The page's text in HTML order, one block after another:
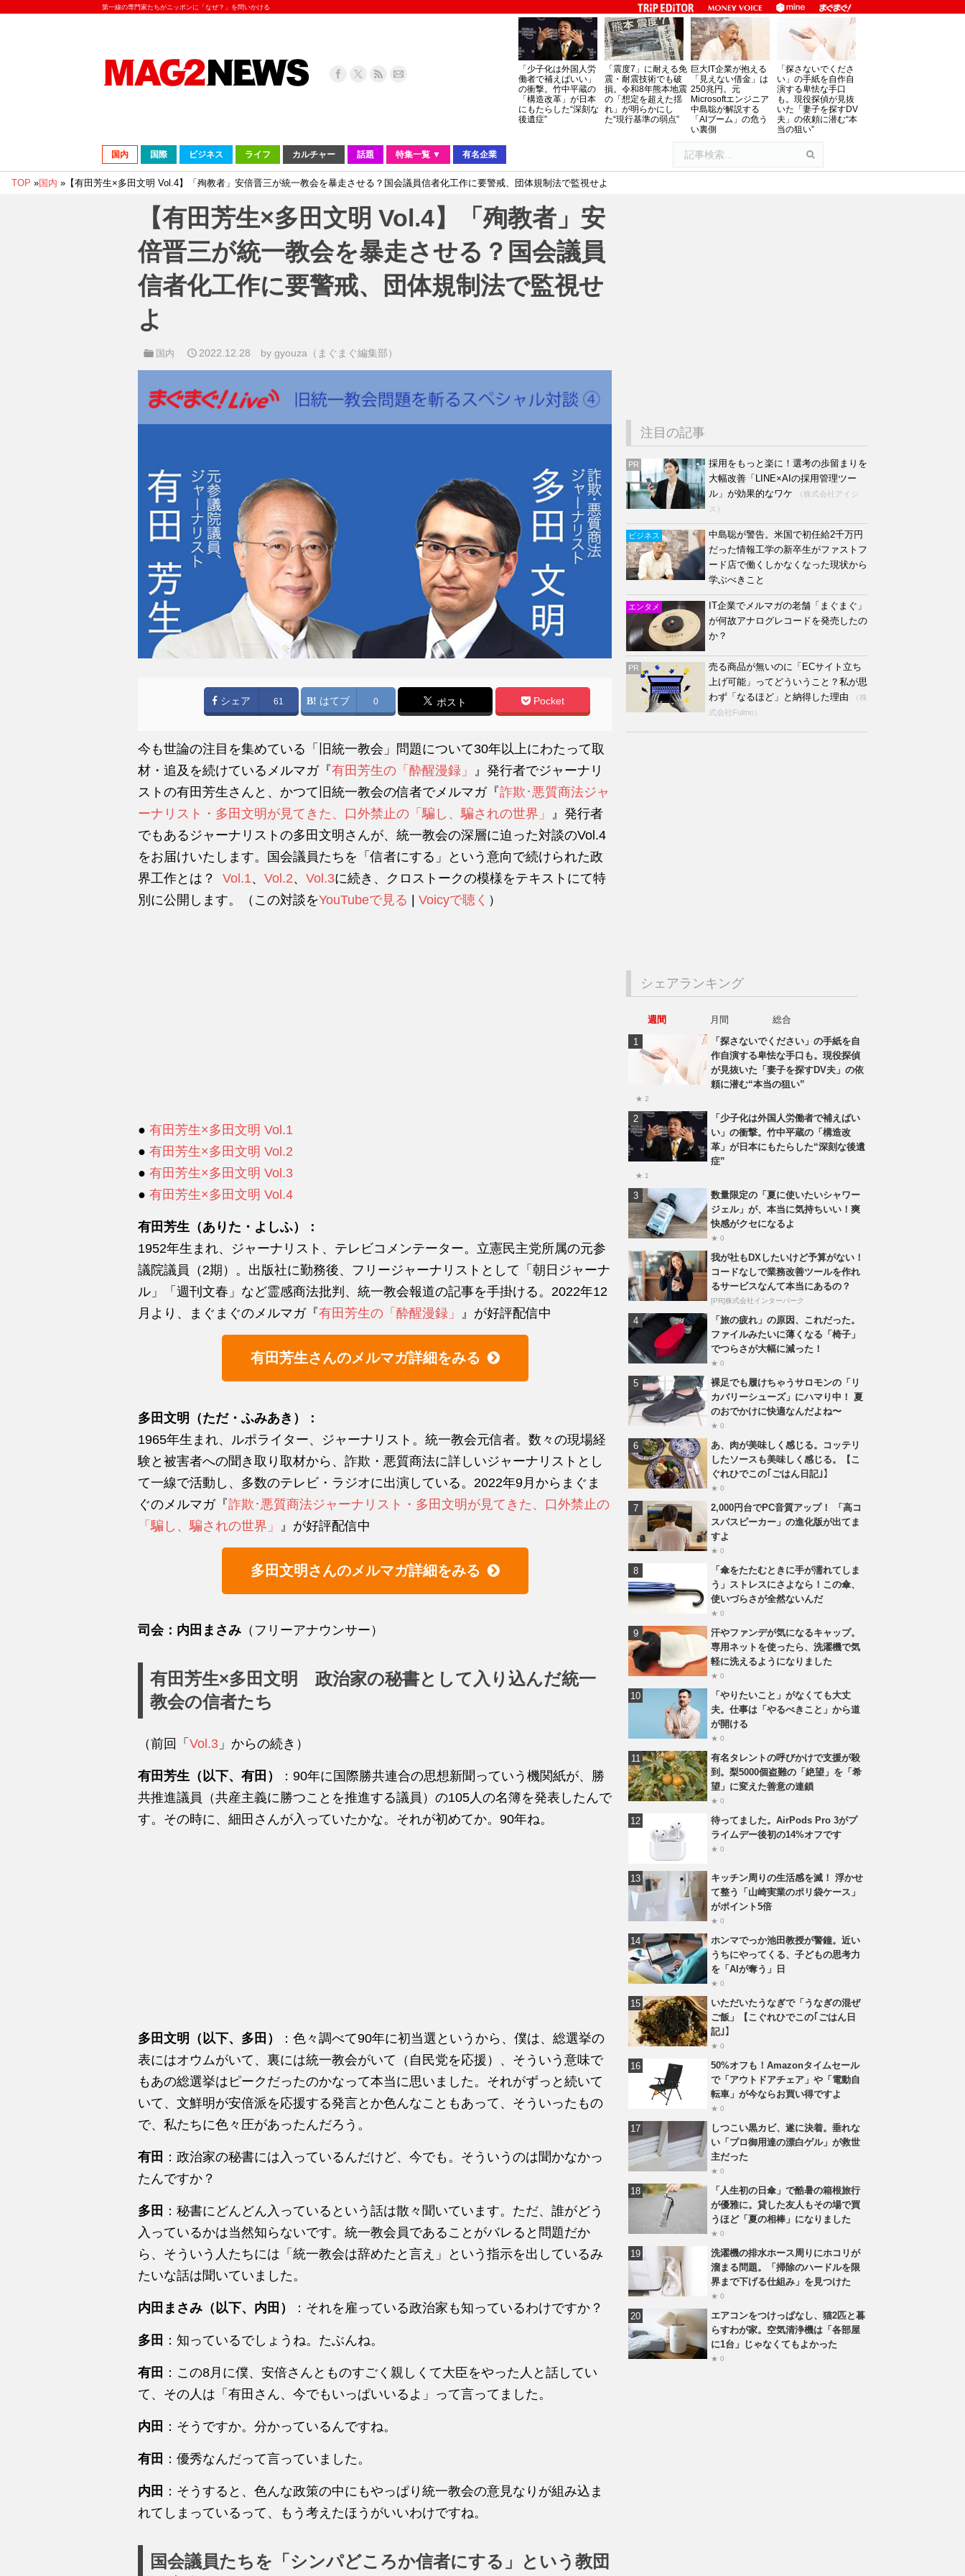
第一線の専門家たちがニッポンに「なぜ？」を問いかける
「少子化は外国人労
働者で補えばいい」
の衝撃。竹中平蔵の
「構造改革」が日本
にもたらした“深刻な
後遺症”
「震度7」に耐える免
震・耐震技術でも破
損。令和8年熊本地震
の「想定を超えた揺
れ」が明らかにし
た“現行基準の弱点”
巨大IT企業が抱える
「見えない借金」は
250兆円。元
Microsoftエンジニア
中島聡が解説する
「AIブーム」の危う
い裏側
「探さないでくださ
い」の手紙を自作自
演する卑怯な手口
も。現役探偵が見抜
いた「妻子を探すDV
夫」の依頼に潜む“本
当の狙い”
国内 国際 ビジネス ライフ カルチャー 話題 特集一覧 ▼ 有名企業
TOP »国内 » 【有田芳生×多田文明 Vol.4】「殉教者」安倍晋三が統一教会を暴走させる？国会議員信者化工作に要警戒、団体規制法で監視せよ
【有田芳生×多田文明 Vol.4】「殉教者」安
倍晋三が統一教会を暴走させる？国会議員
信者化工作に要警戒、団体規制法で監視せ
よ
国内 2022.12.28 by gyouza（まぐまぐ編集部）
シェア 61 はてブ 0 ポスト Pocket
今も世論の注目を集めている「旧統一教会」問題について30年以上にわたって取
材・追及を続けているメルマガ『有田芳生の「酔醒漫録」 』発行者でジャーナリ
ストの有田芳生さんと、かつて旧統一教会の信者でメルマガ『詐欺･悪質商法ジャ
ーナリスト・多田文明が見てきた、口外禁止の「騙し、騙されの世界」 』発行者
でもあるジャーナリストの多田文明さんが、統一教会の深層に迫った対談のVol.4
をお届けいたします。国会議員たちを「信者にする」という意向で続けられた政
界工作とは？ Vol.1、 Vol.2、 Vol.3に続き、クロストークの模様をテキストにて特
別に公開します。（この対談をYouTubeで見る Voicyで聴く ）
● 有田芳生×多田文明 Vol.1
● 有田芳生×多田文明 Vol.2
● 有田芳生×多田文明 Vol.3
● 有田芳生×多田文明 Vol.4
有田芳生（ありた・よしふ）：
1952年生まれ、ジャーナリスト、テレビコメンテーター。立憲民主党所属の元参
議院議員（2期）。出版社に勤務後、フリージャーナリストとして「朝日ジャーナ
ル」「週刊文春」など霊感商法批判、統一教会報道の記事を手掛ける。2022年12
月より、まぐまぐのメルマガ『有田芳生の「酔醒漫録」 』が好評配信中
有田芳生さんのメルマガ詳細をみる
多田文明（ただ・ふみあき）：
1965年生まれ、ルポライター、ジャーナリスト。統一教会元信者。数々の現場経
験と被害者への聞き取り取材から、詐欺・悪質商法に詳しいジャーナリストとし
て一線で活動し、多数のテレビ・ラジオに出演している。2022年9月からまぐま
ぐのメルマガ『詐欺･悪質商法ジャーナリスト・多田文明が見てきた、口外禁止の
「騙し、騙されの世界」
』が好評配信中
多田文明さんのメルマガ詳細をみる
司会：内田まさみ （フリーアナウンサー）
有田芳生×多田文明 政治家の秘書として入り込んだ統一
教会の信者たち
（前回「 Vol.3 」からの続き）
有田芳生（以下、有田）
：90年に国際勝共連合の思想新聞っていう機関紙が、勝
共推進議員（共産主義に勝つことを推進する議員）の105人の名簿を発表したんで
す。その時に、細田さんが入っていたかな。それが初めてか。90年ね。
多田文明（以下、多田）
：色々調べて90年に初当選というから、僕は、総選挙の
表にはオウムがいて、裏には統一教会がいて（自民党を応援）、そういう意味で
もあの総選挙はピークだったのかなって本当に思いました。それがずっと続いて
いて、文鮮明が安倍派を応援する発言とか色んなこともあって、そういったもの
で、私たちに色々圧があったんだろう。
有田 ：政治家の秘書には入っているんだけど、今でも。そういうのは聞かなかっ
たんですか？
多田 ：秘書にどんどん入っているという話は散々聞いています。ただ、誰がどう
入っているかは当然知らないです。統一教会員であることがバレると問題だか
ら、そういう人たちには「統一教会は辞めたと言え」という指示を出しているみ
たいな話は聞いていました。
内田まさみ（以下、内田） ：それを雇っている政治家も知っているわけですか？
多田 ：知っているでしょうね。たぶんね。
有田 ：この8月に僕、安倍さんとものすごく親しくて大臣をやった人と話してい
て、その人は「有田さん、今でもいっぱいいるよ」って言ってました。
内田 ：そうですか。分かっているんですね。
有田 ：優秀なんだって言っていました。
内田 ：そうすると、色んな政策の中にもやっぱり統一教会の意見なりが組み込ま
れてしまっているって、もう考えたほうがいいわけですね。
国会議員たちを「シンパどころか信者にする」という教団
注目の記事
PR
採用をもっと楽に！選考の歩留まりを
大幅改善「LINE×AIの採用管理ツー
ル」が効果的なワケ
（株式会社アイシ
ス）
ビジネス
中島聡が警告。米国で初任給2千万円
だった情報工学の新卒生がファストフ
ード店で働くしかなくなった現状から
学ぶべきこと
エンタメ
IT企業でメルマガの老舗「まぐまぐ」
が何故アナログレコードを発売したの
か？
PR
売る商品が無いのに「ECサイト立ち
上げ可能」ってどういうこと？私が思
わず「なるほど」と納得した理由
（株
式会社Fulmo）
シェアランキング
週間 月間
総合
「探さないでください」の手紙を自
作自演する卑怯な手口も。現役探偵
が見抜いた「妻子を探すDV夫」の依
頼に潜む“本当の狙い”
★ 2
「少子化は外国人労働者で補えばい
い」の衝撃。竹中平蔵の「構造改
革」が日本にもたらした“深刻な後遺
症”
★ 1
数量限定の「夏に使いたいシャワー
ジェル」が、本当に気持ちいい！爽
快感がクセになるよ
★ 0
我が社もDXしたいけど予算がない！
コードなしで業務改善ツールを作れ
るサービスなんて本当にあるの？
[PR]株式会社インターパーク
「旅の疲れ」の原因、これだった。
ファイルみたいに薄くなる「椅子」
でつらさが大幅に減った！
★ 0
裸足でも履けちゃうサロモンの「リ
カバリーシューズ」にハマり中！ 夏
のおでかけに快適なんだよね〜
★ 0
あ、肉が美味しく感じる。コッテリ
したソースも美味しく感じる。【こ
ぐれひでこの｢ごはん日記｣】
★ 0
2,000円台でPC音質アップ！ 「高コ
スパスピーカー」の進化版が出てま
すよ
★ 0
「傘をたたむときに手が濡れてしま
う」ストレスにさよなら！この傘、
使いづらさが全然ないんだ
★ 0
汗やファンデが気になるキャップ。
専用ネットを使ったら、洗濯機で気
軽に洗えるようになりました
★ 0
「やりたいこと」がなくても大丈
夫。仕事は「やるべきこと」から道
が開ける
★ 0
有名タレントの呼びかけで支援が殺
到。梨5000個盗難の「絶望」を「希
望」に変えた善意の連鎖
★ 0
待ってました。AirPods Pro 3がプ
ライムデー後初の14%オフです
★ 0
キッチン周りの生活感を滅！ 浮かせ
て整う「山崎実業のポリ袋ケース」
がポイント5倍
★ 0
ホンマでっか池田教授が警鐘。近い
うちにやってくる、子どもの思考力
を「AIが奪う」日
★ 0
いただいたうなぎで「うなぎの混ぜ
ご飯」【こぐれひでこの｢ごはん日
記｣】
★ 0
50%オフも！Amazonタイムセール
で「アウトドアチェア」や「電動自
転車」が今ならお買い得ですよ
★ 0
しつこい黒カビ、遂に決着。垂れな
い「プロ御用達の漂白ゲル」が救世
主だった
★ 0
「人生初の日傘」で酷暑の箱根旅行
が優雅に。貸した友人もその場で買
うほど「夏の相棒」になりました
★ 0
洗濯機の排水ホース周りにホコリが
溜まる問題。「掃除のハードルを限
界まで下げる仕組み」を見つけた
★ 0
エアコンをつけっぱなし、猫2匹と暮
らすわが家。空気清浄機は「各部屋
に1台」じゃなくてもよかった
★ 0